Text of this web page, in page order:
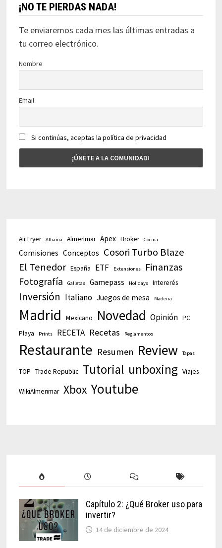
¡NO TE PIERDAS NADA!
Te enviaremos cada mes las últimas entradas a
tu correo electrónico.
Nombre
Email
Si continúas, aceptas la política de privacidad
Air Fryer Albania Almerimar Apex Broker Cocina
Comisiones Conceptos Cosori Turbo Blaze
El Tenedor España ETF Extensiones Finanzas
Fotografía Galletas Gamepass Holidays Intererés
Inversión Italiano Juegos de mesa Madeira
Madrid Mexicano Novedad Opinión PC
Playa
Prints RECETA Recetas Reglamentos
Restaurante Resumen Review Tapas
TOP Trade Republic Tutorial unboxing Viajes
WikiAlmerimar Xbox Youtube
Capítulo 2: ¿Qué Broker uso para
invertir?
14 de diciembre de 2024